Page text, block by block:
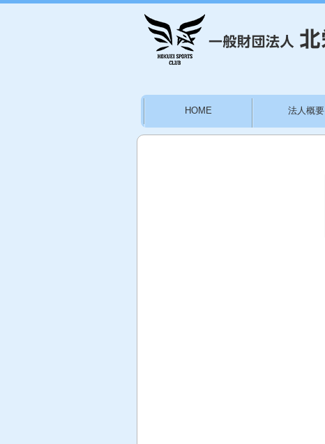
HOME 法人概要
お問い合わせ 施設紹介